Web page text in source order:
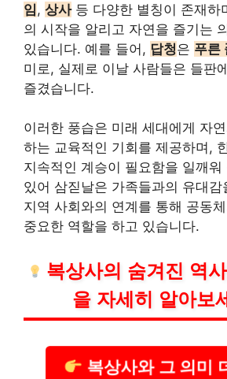
임, 상사등 다양한 별칭이 존재하
의 시작을 알리고 자연을 즐기는
있습니다. 예를 들어, 답청은 푸른
미로, 실제로 이날 사람들은 들판
즐겼습니다.
이러한 풍습은 미래 세대에게 자
하는 교육적인 기회를 제공하며,
지속적인 계승이 필요함을 일깨워
있어 삼짇날은 가족들과의 유대
지역 사회와의 연계를 통해 공동
중요한 역할을 하고 있습니다.
복상사의 숨겨진 역
을 자세히 알아보
복상사와 그 의미